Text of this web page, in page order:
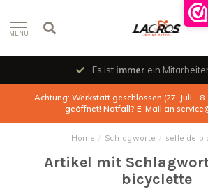
MENU
Es ist immer ein
Achtung: Werkstatt geschlossen (27. Juli -
geöffnet! Notfall? E-Mail an
Home / Schlagworte / selle de
Artikel mit
bicyclette